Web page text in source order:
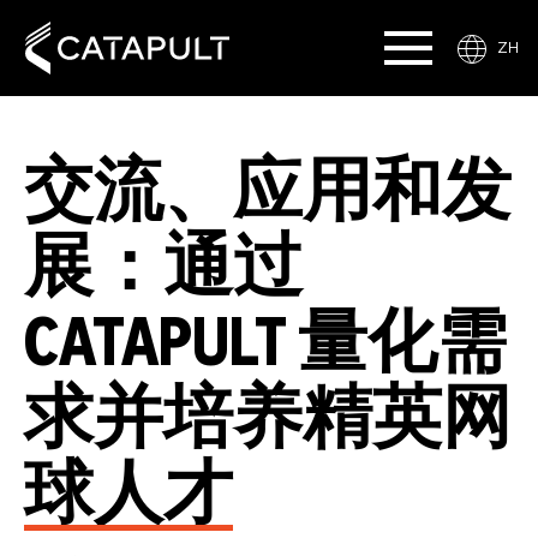
ZH
交流、应用和发
展：通过
CATAPULT 量化需
求并培养精英网
球人才